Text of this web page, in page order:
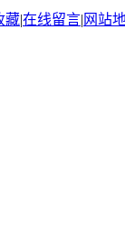
藏|在线留言| 网站